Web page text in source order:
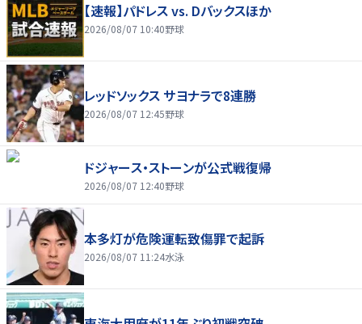
【速報】パドレス vs. Dバックスほか
2026/08/07 10:40野球
レッドソックス サヨナラで8連勝
2026/08/07 12:45野球
ドジャース・ストーンが公式戦復帰
2026/08/07 12:40野球
本多灯が危険運転致傷罪で起訴
2026/08/07 11:24水泳